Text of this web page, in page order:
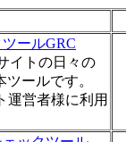
ールGRC
イトの日々の
ールです。
運営者様に利用